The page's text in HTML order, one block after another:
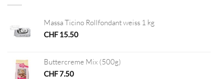
Massa Ticino Rollfondant weiss 1 kg
CHF15.50
Buttercreme Mix (500g)
CHF7.50